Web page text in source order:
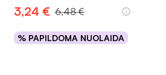
3,24 € 6,48 €
% PAPILDOMA NUOLAIDA
Į krepšelį